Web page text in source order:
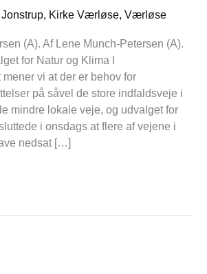
Jonstrup, Kirke Værløse, Værløse
(A). Af Lene Munch-Petersen (A).
for Natur og Klima I
vi at der er behov for
på såvel de store indfaldsveje i
mindre lokale veje, og udvalget for
i onsdags at flere af vejene i
nedsat […]